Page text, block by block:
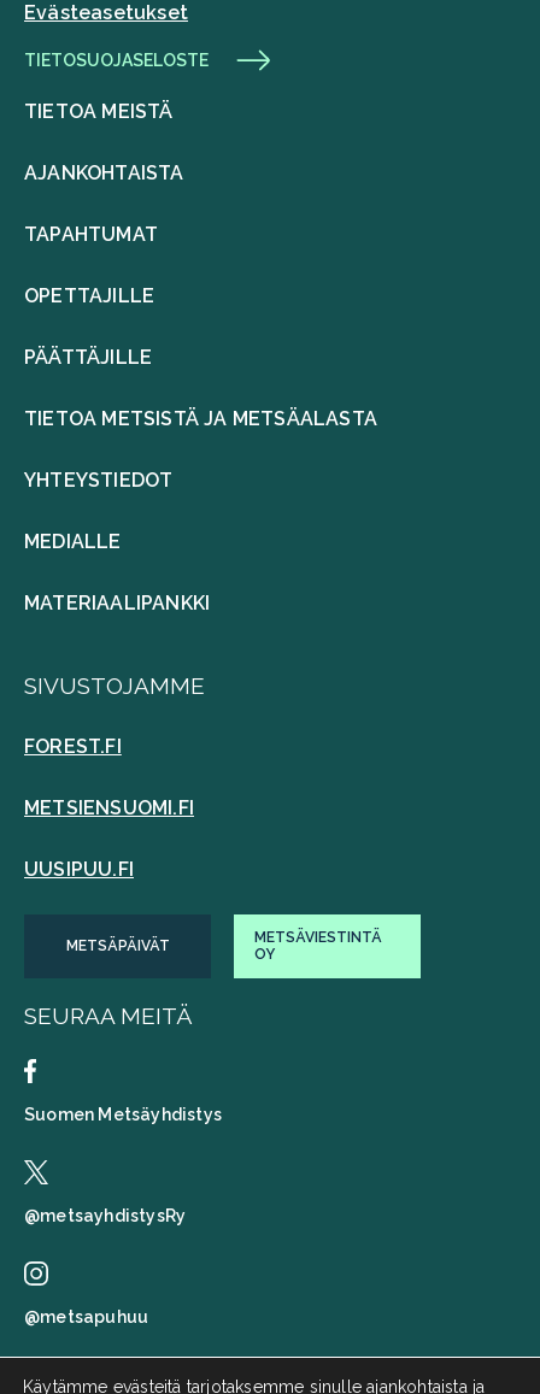
Evästeasetukset
TIETOSUOJASELOSTE
TIETOA MEISTÄ
AJANKOHTAISTA
TAPAHTUMAT
OPETTAJILLE
PÄÄTTÄJILLE
TIETOA METSISTÄ JA METSÄALASTA
YHTEYSTIEDOT
MEDIALLE
MATERIAALIPANKKI
SIVUSTOJAMME
FOREST.FI
METSIENSUOMI.FI
UUSIPUU.FI
METSÄPÄIVÄT
METSÄVIESTINTÄ
OY
SEURAA MEITÄ
Suomen Metsäyhdistys
@metsayhdistysRy
@metsapuhuu
Käytämme evästeitä tarjotaksemme sinulle ajankohtaista ja